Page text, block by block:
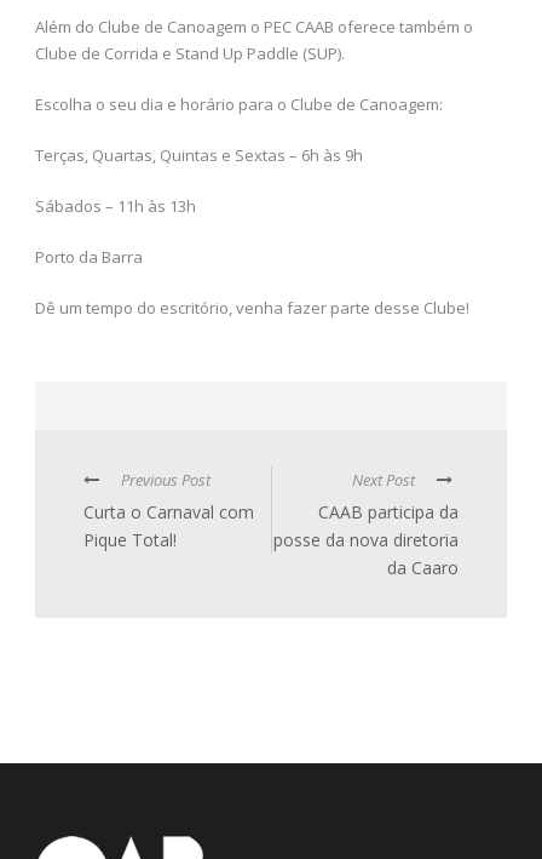
Além do Clube de Canoagem o PEC CAAB oferece também o
Clube de Corrida e Stand Up Paddle (SUP).
Escolha o seu dia e horário para o Clube de Canoagem:
Terças, Quartas, Quintas e Sextas – 6h às 9h
Sábados – 11h às 13h
Porto da Barra
Dê um tempo do escritório, venha fazer parte desse Clube!
Previous Post
Curta o Carnaval com
Pique Total!
Next Post
CAAB participa da
posse da nova diretoria
da Caaro